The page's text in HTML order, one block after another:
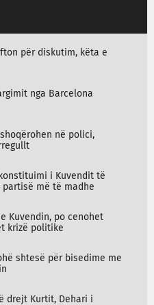
për diskutim, këta e
nga Barcelona
në polici,
i Kuvendit të
partisë më të madhe
Kuvendin, po cenohet
krizë politike
shtesë për bisedime me
drejt Kurtit, Dehari i